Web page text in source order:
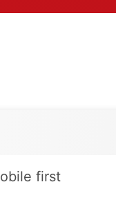
first